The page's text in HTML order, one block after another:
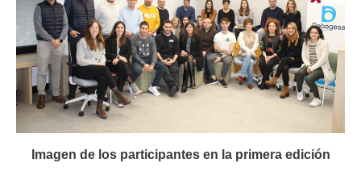
Imagen de los participantes en la primera edición